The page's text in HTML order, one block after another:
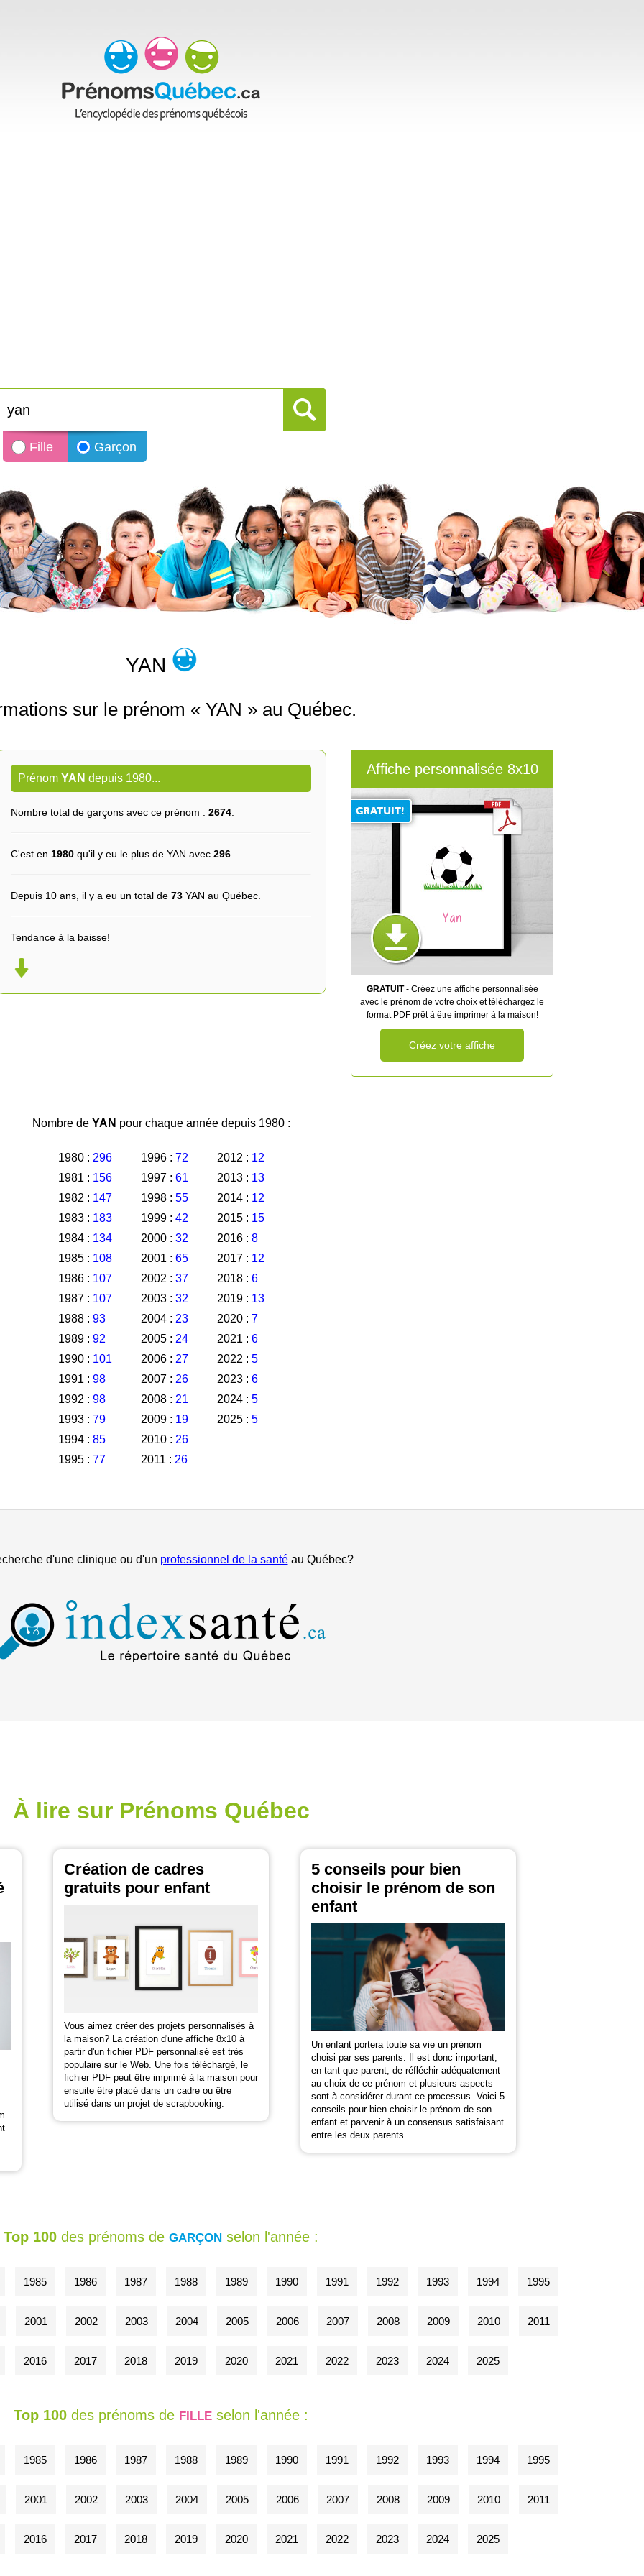
Fille Garçon
YAN
sur le prénom « YAN » au Québec.
Prénom YAN depuis 1980...
Nombre total de garçons avec ce prénom : 2674
C'est en 1980 qu'il y eu le plus de YAN avec 296
Depuis 10 ans, il y a eu un total de 73 YAN au Québec.
Tendance à la baisse!
Affiche personnalisée 8x10
Yan
GRATUIT- Créez une affiche personnalisée
avec le prénom de votre choix et téléchargez le
format PDF prêt à être imprimer à la maison!
Créez votre affiche
Nombre de YAN pour chaque année depuis 1980 :
1980 : 296
1981 : 156
1982 : 147
1983 : 183
1984 : 134
1985 : 108
1986 : 107
1987 : 107
1988 : 93
1989 : 92
1990 : 101
1991 : 98
1992 : 98
1993 : 79
1994 : 85
1995 : 77
1996 : 72
1997 : 61
1998 : 55
1999 : 42
2000 : 32
2001 : 65
2002 : 37
2003 : 32
2004 : 23
2005 : 24
2006 : 27
2007 : 26
2008 : 21
2009 : 19
2010 : 26
2011 : 26
2012 : 12
2013 : 13
2014 : 12
2015 : 15
2016 : 8
2017 : 12
2018 : 6
2019 : 13
2020 : 7
2021 : 6
2022 : 5
2023 : 6
2024 : 5
2025 : 5
d'une clinique ou d'un professionnel de la santéau Québec?
À lire sur Prénoms Québec
Création de cadres
gratuits pour enfant
Vous aimez créer des projets personnalisés à
la maison? La création d'une affiche 8x10 à
partir d'un fichier PDF personnalisé est très
populaire sur le Web. Une fois téléchargé, le
fichier PDF peut être imprimé à la maison pour
ensuite être placé dans un cadre ou être
utilisé dans un projet de scrapbooking.
5 conseils pour bien
choisir le prénom de son
enfant
Un enfant portera toute sa vie un prénom
choisi par ses parents. Il est donc important,
en tant que parent, de réfléchir adéquatement
au choix de ce prénom et plusieurs aspects
sont à considérer durant ce processus. Voici 5
conseils pour bien choisir le prénom de son
enfant et parvenir à un consensus satisfaisant
entre les deux parents.
Top 100 des prénoms de GARÇON selon l'année :
1985 1986 1987 1988 1989 1990 1991 1992 1993 1994 1995
2001 2002 2003 2004 2005 2006 2007 2008 2009 2010 2011
2016 2017 2018 2019 2020 2021 2022 2023 2024 2025
Top 100 des prénoms de FILLE selon l'année :
1985 1986 1987 1988 1989 1990 1991 1992 1993 1994 1995
2001 2002 2003 2004 2005 2006 2007 2008 2009 2010 2011
2016 2017 2018 2019 2020 2021 2022 2023 2024 2025